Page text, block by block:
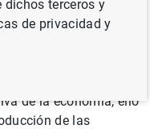
las empresas
aumentar su
a más trabajadores
de la economía, ello
de las
dichos terceros y
de privacidad y